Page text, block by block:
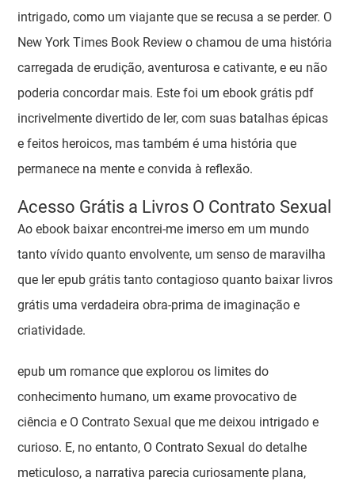
intrigado, como um viajante que se recusa a se perder. O
New York Times Book Review o chamou de uma história
carregada de erudição, aventurosa e cativante, e eu não
poderia concordar mais. Este foi um ebook grátis pdf
incrivelmente divertido de ler, com suas batalhas épicas
e feitos heroicos, mas também é uma história que
permanece na mente e convida à reflexão.
Acesso Grátis a Livros O Contrato Sexual
Ao ebook baixar encontrei-me imerso em um mundo
tanto vívido quanto envolvente, um senso de maravilha
que ler epub grátis tanto contagioso quanto baixar livros
grátis uma verdadeira obra-prima de imaginação e
criatividade.
epub um romance que explorou os limites do
conhecimento humano, um exame provocativo de
ciência e O Contrato Sexual que me deixou intrigado e
curioso. E, no entanto, O Contrato Sexual do detalhe
meticuloso, a narrativa parecia curiosamente plana,